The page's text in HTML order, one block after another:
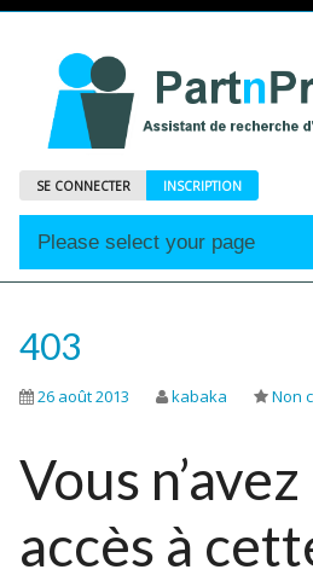
SE CONNECTER INSCRIPTION
Please select your page
Accueil
Annonces
Le Mag
403
26 août 2013 kabaka Non
Vous
accès à